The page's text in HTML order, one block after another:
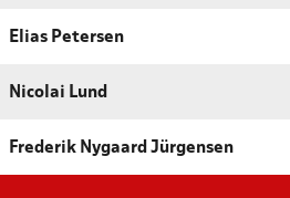
Elias Petersen
Nicolai Lund
Frederik Nygaard Jürgensen